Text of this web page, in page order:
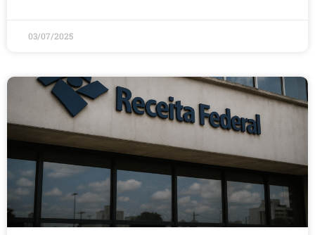
03/07/2025